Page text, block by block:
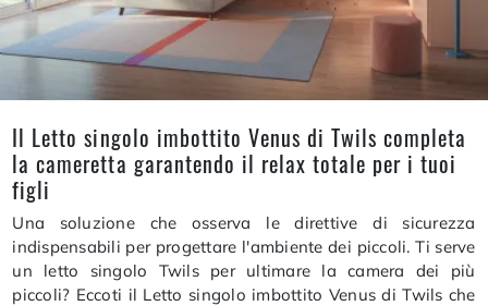
Il Letto singolo imbottito Venus di Twils completa
la cameretta garantendo il relax totale per i tuoi
figli
Una soluzione che osserva le direttive di sicurezza
indispensabili per progettare l'ambiente dei piccoli. Ti serve
un letto singolo Twils per ultimare la camera dei più
piccoli? Eccoti il Letto singolo imbottito Venus di Twils che